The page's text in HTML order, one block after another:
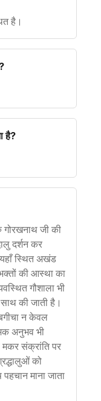
है।
है?
जी की
दर्शन कर
स्थित अखंड
की आस्था का
गौशाला भी
की जाती है।
न केवल
अनुभव भी
संक्रांति पर
को
माना जाता